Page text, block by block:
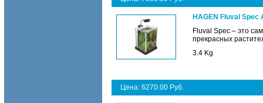
HAGEN Fluval Spec
Fluval Spec – это
прекрасных
3.4 Kg
Цена: 6270.00 Руб.